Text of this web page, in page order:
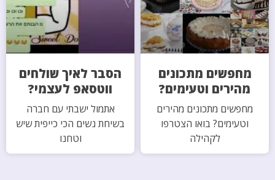
מחפשים מתכונים
מהירים וטעימים?
מחפשים מתכונים מהירים
וטעימים? בואו הצטרפו
לקהילה
הסבר לאיך שולחים
ווטסאפ לעצמי?
אתמול ישבתי עם חברה
בשיחת נשים הכי כייפית שיש
וטחנו